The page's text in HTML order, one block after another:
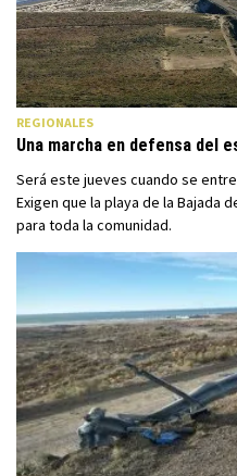
REGIONALES
Una marcha en defensa del
Será este jueves cuando se
Exigen que la playa de la Bajada
para toda la comunidad.